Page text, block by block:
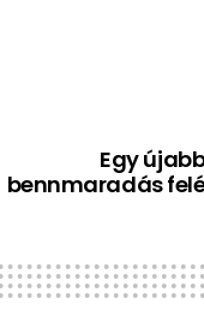
Egy
bennmaradás